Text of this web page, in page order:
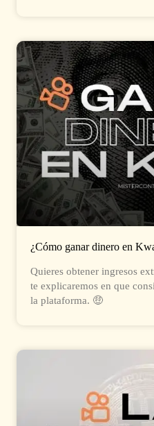
¿Cómo ganar dinero en
Quieres obtener ingresos
te explicaremos en que
la plataforma. 🤑